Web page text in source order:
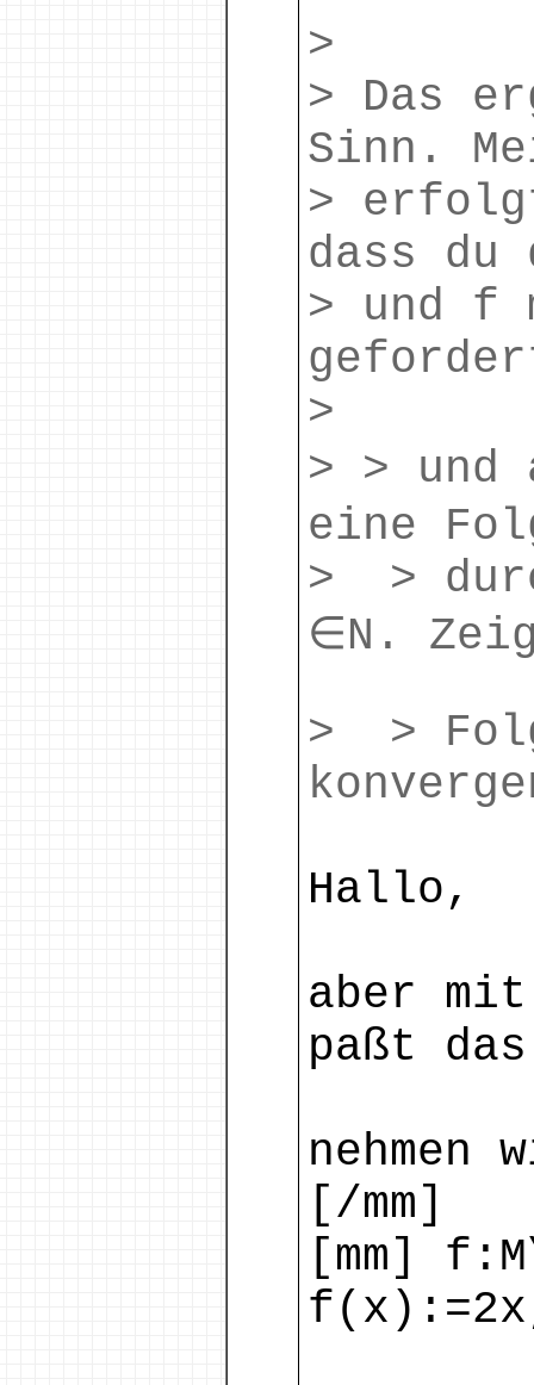
>
> Das
Sinn.
>
dass
> und f
>
> > und
eine
> >
∈N.
> >
Hallo,
aber mit
paßt
nehmen
[/mm]
[mm]